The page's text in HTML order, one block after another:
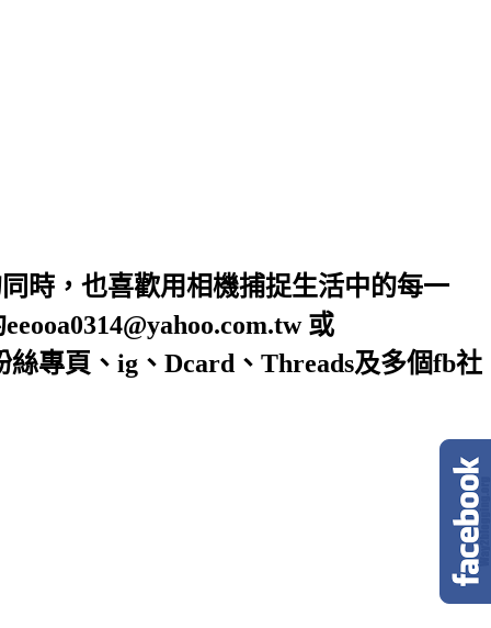
時，也喜歡用相機捕捉生活中的每一
或
絲專頁、ig、Dcard、Threads及多個fb社